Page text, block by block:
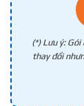
(*) Lưu ý:
thay đổi